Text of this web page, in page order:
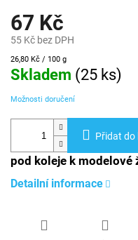
67 Kč
55 Kč bez DPH
Měrná
cena:
26,80 Kč / 100 g
Skladem (25 ks)
Možnosti doručení
Přidat do
pod koleje k modelové
Detailní informace